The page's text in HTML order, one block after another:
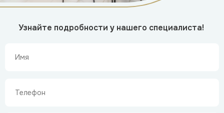
Узнайте подробности у нашего специалиста!